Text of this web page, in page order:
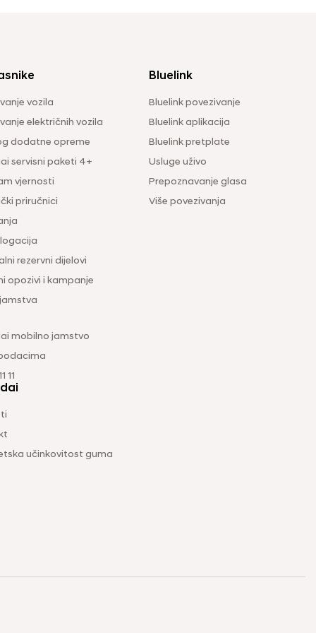
vozila
električnih vozila
dodatne opreme
servisni paketi 4+
vjernosti
priručnici
rezervni dijelovi
opozivi i kampanje
mobilno jamstvo
11
Bluelink
Bluelink povezivanje
Bluelink aplikacija
Bluelink pretplate
Usluge uživo
Prepoznavanje glasa
Više povezivanja
učinkovitost guma